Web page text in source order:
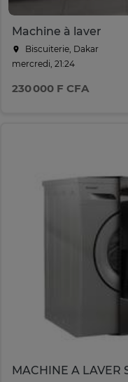
Machine à laver
Biscuiterie, Dakar
mercredi, 21:24
230 000 F CFA